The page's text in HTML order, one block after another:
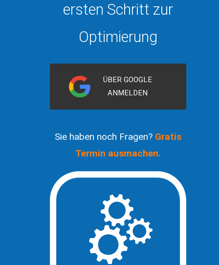
ersten Schritt zur
Optimierung
ÜBER GOOGLE
ANMELDEN
Sie haben noch Fragen? Gratis
Termin ausmachen.